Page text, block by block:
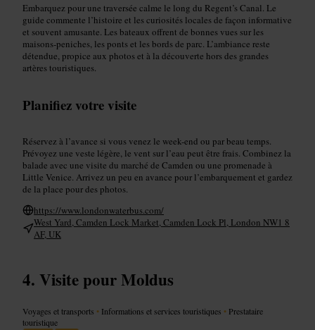
Embarquez pour une traversée calme le long du Regent’s Canal. Le
guide commente l’histoire et les curiosités locales de façon informative
et souvent amusante. Les bateaux offrent de bonnes vues sur les
maisons-peniches, les ponts et les bords de parc. L’ambiance reste
détendue, propice aux photos et à la découverte hors des grandes
artères touristiques.
Planifiez votre visite
Réservez à l’avance si vous venez le week-end ou par beau temps.
Prévoyez une veste légère, le vent sur l’eau peut être frais. Combinez la
balade avec une visite du marché de Camden ou une promenade à
Little Venice. Arrivez un peu en avance pour l’embarquement et gardez
de la place pour des photos.
https://www.londonwaterbus.com/
West Yard, Camden Lock Market, Camden Lock Pl, London NW1 8
AF, UK
Visite pour Moldus
Voyages et transports • Informations et services touristiques • Prestataire
touristique